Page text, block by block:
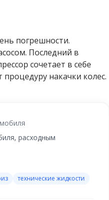
погрешности.
Последний в
сочетает в себе
накачки колес.
расходным
технические жидкости